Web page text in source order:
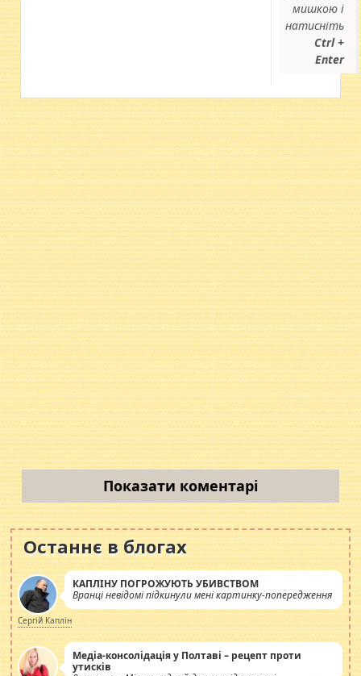
мишкою і
натисніть
Ctrl +
Enter
Показати коментарі
Останнє в блогах
КАПЛІНУ ПОГРОЖУЮТЬ УБИВСТВОМ
Вранці невідомі підкинули мені картинку-попередження
Сергій Каплін
Медіа-консолідація у Полтаві – рецепт проти
утисків